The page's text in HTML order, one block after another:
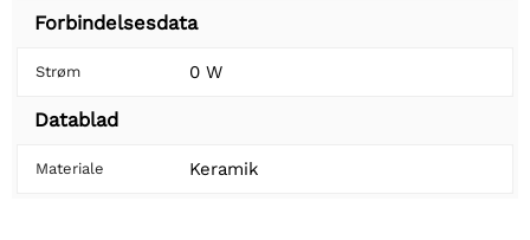
Forbindelsesdata
Strøm 0 W
Datablad
Materiale Keramik